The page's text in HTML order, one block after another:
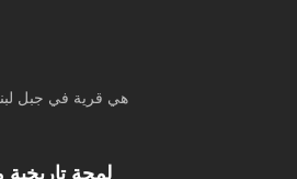
هي قرية في جبل
لمحة